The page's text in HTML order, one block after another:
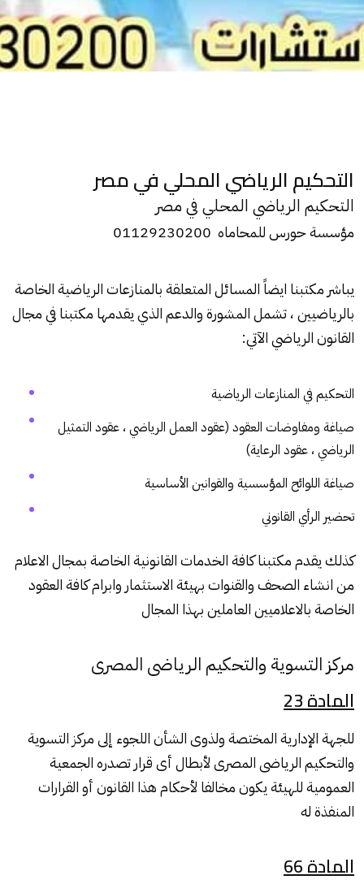
التحكيم الرياضي المحلي في مصر
التحكيم الرياضي المحلي في مصر
مؤسسة حورس للمحاماه 01129230200
يباشر مكتبنا ايضاً المسائل المتعلقة بالمنازعات الرياضية الخاصة
بالرياضيين ، تشمل المشورة والدعم الذي يقدمها مكتبنافي مجال
القانون الرياضي الآتي:
التحكيم في المنازعات الرياضية
صياغة ومفاوضات العقود (عقود العمل الرياضي ، عقود التمثيل
الرياضي ، عقود الرعاية)
صياغة اللوائح المؤسسية والقوانين الأساسية
تحضير الرأي القانوني
كذلك يقدم مكتبنا كافةالخدمات القانونيةالخاصة بمجال الاعلام
من انشاء الصحف والقنوات بهيئة الاستثمار وابرام كافة العقود
الخاصة بالاعلاميين العاملين بهذا المجال
مركز التسوية والتحكيم الرياضى المصرى
المادة 23
للجهة الإدارية المختصة ولذوى الشأن اللجوء إلى مركز التسوية
والتحكيم الرياضى المصرى لأبطال أى قرار تصدره الجمعية
العمومية للهيئة يكون مخالفا لأحكام هذا القانون أو القرارات
المنفذة له
المادة 66